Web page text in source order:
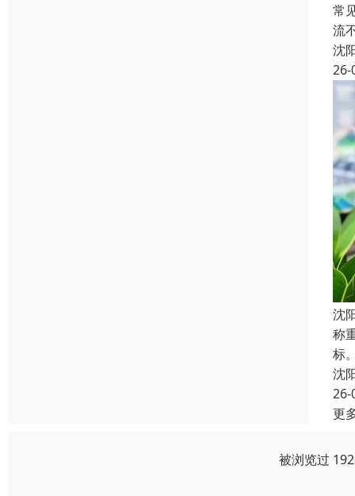
常
流
沈
26-
沈
称
标
沈
26-
更
被浏览过